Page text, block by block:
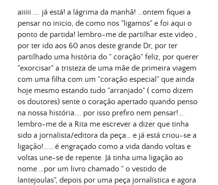
aiiiii …. já está! a lágrima da manhã! …ontem fiquei a
pensar no inicio, de como nos "ligamos" e foi aqui o
ponto de partida! lembro-me de partilhar este video ,
por ter ido aos 60 anos deste grande Dr, por ter
partilhado uma história do " coração" feliz, por querer
"exorcisar" a tristeza de uma mãe de primeira viagem
com uma filha com um "coração especial" que ainda
hoje mesmo estando tudo "arranjado" ( como dizem
os doutores) sente o coração apertado quando penso
na nossa história…. por isso prefiro nem pensar!….
lembro-me de a Rita me escrever a dizer que tinha
sido a jornalista/editora da peça… e já está criou-se a
ligação!…….é engraçado como a vida dando voltas e
voltas une-se de repente. Já tinha uma ligação ao
nome …por um livro chamado " o vestido de
lantejoulas", depois por uma peça jornalística e agora